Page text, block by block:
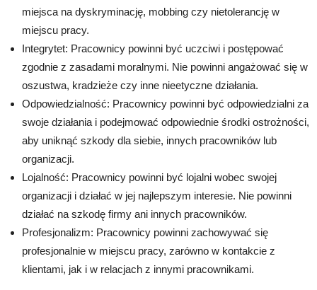
miejsca na dyskryminację, mobbing czy nietolerancję w
miejscu pracy.
Integrytet: Pracownicy powinni być uczciwi i postępować
zgodnie z zasadami moralnymi. Nie powinni angażować się w
oszustwa, kradzieże czy inne nieetyczne działania.
Odpowiedzialność: Pracownicy powinni być odpowiedzialni za
swoje działania i podejmować odpowiednie środki ostrożności,
aby uniknąć szkody dla siebie, innych pracowników lub
organizacji.
Lojalność: Pracownicy powinni być lojalni wobec swojej
organizacji i działać w jej najlepszym interesie. Nie powinni
działać na szkodę firmy ani innych pracowników.
Profesjonalizm: Pracownicy powinni zachowywać się
profesjonalnie w miejscu pracy, zarówno w kontakcie z
klientami, jak i w relacjach z innymi pracownikami.